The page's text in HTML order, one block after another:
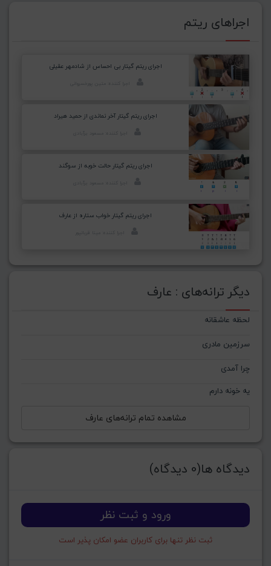
اجراهای ریتم
اجرای ریتم گیتار بی احساس از شادمهر عقیلی
اجرای ریتم گیتار آخر نماندی از حمید هیراد
اجرای ریتم گیتار حالت خوبه از سوگند
اجرای ریتم گیتار خواب ستاره از عارف
دیگر ترانه‌های : عارف
لحظه عاشقانه
سرزمین مادری
چرا آمدی
یه خونه دارم
مشاهده تمام ترانه‌های عارف
دیدگاه ها(0 دیدگاه)
ورود و ثبت نظر
ثبت نظر تنها برای کاربران عضو امکان پذیر است